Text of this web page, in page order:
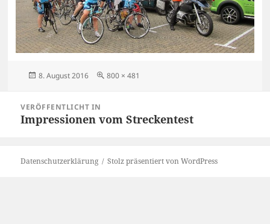
Veröffentlicht
8. August 2016 Originalgröße
800 × 481
VERÖFFENTLICHT IN
Impressionen vom Streckentest
Datenschutzerklärung Stolz präsentiert von WordPress